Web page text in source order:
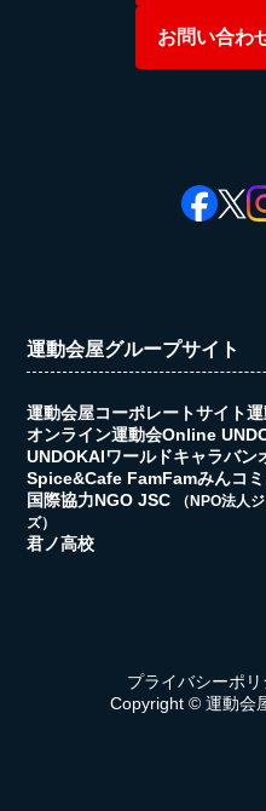
お問い合わ
運動会屋グループサイト
運動会屋コーポレートサイト
オンライン運動会Online
UNDOKAIワールドキャラバン
Spice&Cafe FamFamみんコ
国際協力NGO JSC
（NPO法人
ズ）
君ノ高校
プライバシーポリ
Copyright © 運動会